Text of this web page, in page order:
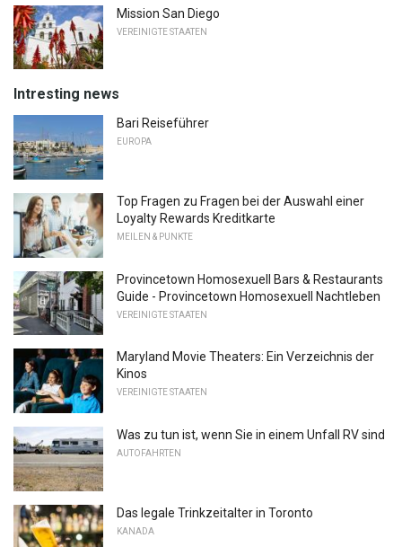
Mission San Diego
VEREINIGTE STAATEN
Intresting news
Bari Reiseführer
EUROPA
Top Fragen zu Fragen bei der Auswahl einer
Loyalty Rewards Kreditkarte
MEILEN & PUNKTE
Provincetown Homosexuell Bars & Restaurants
Guide - Provincetown Homosexuell Nachtleben
VEREINIGTE STAATEN
Maryland Movie Theaters: Ein Verzeichnis der
Kinos
VEREINIGTE STAATEN
Was zu tun ist, wenn Sie in einem Unfall RV sind
AUTOFAHRTEN
Das legale Trinkzeitalter in Toronto
KANADA